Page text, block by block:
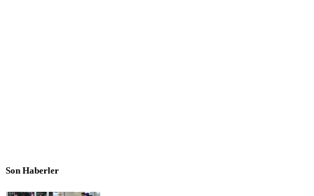
Son Haberler